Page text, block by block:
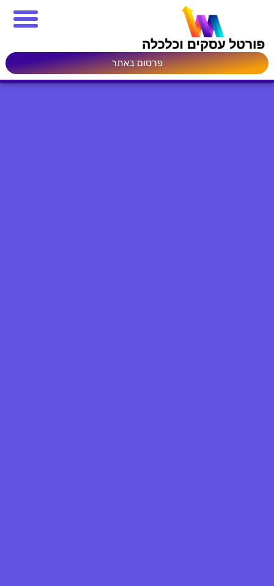
פרסום באתר